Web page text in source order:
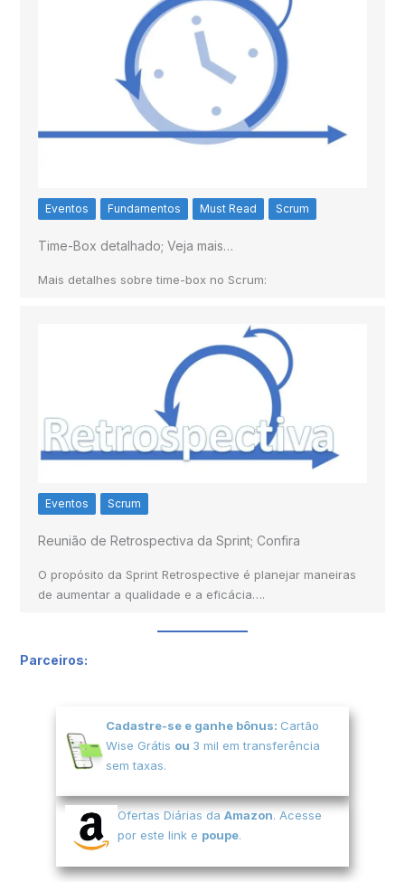
Eventos Fundamentos Must Read Scrum
Time-Box detalhado; Veja mais…
Mais detalhes sobre time-box no Scrum:
Eventos Scrum
Reunião de Retrospectiva da Sprint; Confira
O propósito da Sprint Retrospective é planejar maneiras
de aumentar a qualidade e a eficácia….
Parceiros:
Cadastre-se e ganhe bônus: Cartão
Wise Grátis ou 3 mil em transferência
sem taxas.
Ofertas Diárias da Amazon. Acesse
por este link e poupe.